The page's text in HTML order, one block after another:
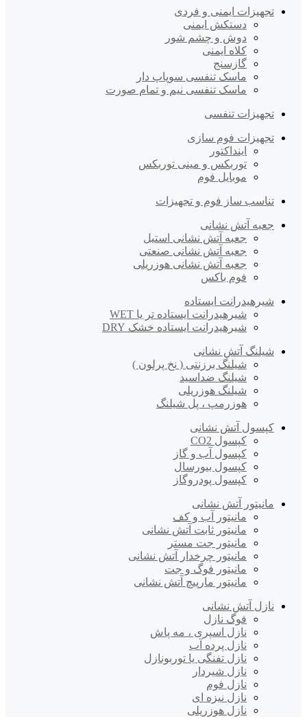
تجهیزات ایمنی و فردی
دستکش ایمنی
دوش و چشم شور
کلاه ایمنی
گازسنج
ماسک تنفسی سوپاپ دار
ماسک تنفسی نیم و تمام صورت
تجهیزات تنفسی
تجهیزات فوم سازی
اینداکتور
توربکس و مینی توربکس
موبایل فوم
تناسب ساز فوم و تجهیزات
جعبه آتش نشانی
جعبه آتش نشانی استیل
جعبه آتش نشانی صنعتی
جعبه آتش نشانی هوزریلی
فوم باکس
شیرهیدرانت ایستاده
شیرهیدرانت ایستاده تر یا WET
شیرهیدرانت ایستاده خشک DRY
شیلنگ آتش نشانی
شیلنگ برزنتی ( نخ پرلون )
شیلنگ ضداسید
شیلنگ هوزریلی
هوزرمپ ، پل شیلنگ
کپسول آتش نشانی
کپسول CO2
کپسول آب و گاز
کپسول بیورسال
کپسول پودروگاز
مانیتور آتش نشانی
مانیتور آب و کف
مانیتور ثابت آتش نشانی
مانیتور جت مستر
مانیتور چرخدار آتش نشانی
مانیتور فوگ و جت
مانیتور مارپیچ آتش نشانی
نازل آتش نشانی
فوگ نازل
نازل اسپری ، مه پاش
نازل پرده آب
نازل تفنگی یا توربونازل
نازل شیردار
نازل فوم
نازل نیزه ای
نازل هوزریلی